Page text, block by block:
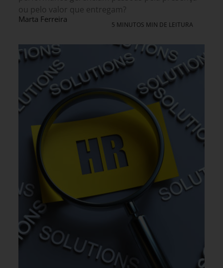
ou pelo valor que entregam?
Marta Ferreira
5 MINUTOS MIN DE LEITURA